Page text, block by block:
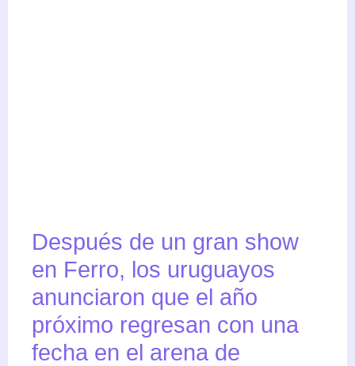
Después de un gran show
en Ferro, los uruguayos
anunciaron que el año
próximo regresan con una
fecha en el arena de